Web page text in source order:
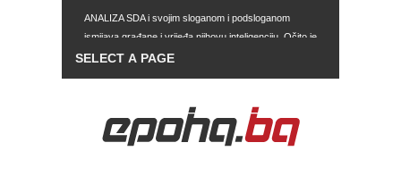
ANALIZA SDA i svojim sloganom i podsloganom
ismijava građane i vrijeđa njihovu inteligenciju. Očito je
da je to smislio Kapidžić
SEVLID HURTIĆ RASPALIO PO
GRADONAČELNIKU MOSTARA: “Mario Kordiću
hoćeš li mi se sada izvinuti?”